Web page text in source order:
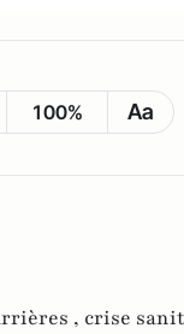
100% Aa
, crise